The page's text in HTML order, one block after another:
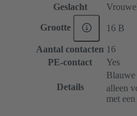
Geslacht
Grootte 16 B
Aantal contacten 16
PE-contact
Yes
Details
alleen
met